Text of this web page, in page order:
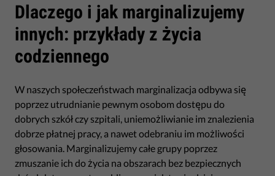
Dlaczego i jak marginalizujemy
innych: przykłady z życia
codziennego
W naszych społeczeństwach marginalizacja odbywa się
poprzez utrudnianie pewnym osobom dostępu do
dobrych szkół czy szpitali, uniemożliwianie im znalezienia
dobrze płatnej pracy, a nawet odebraniu im możliwości
głosowania. Marginalizujemy całe grupy poprzez
zmuszanie ich do życia na obszarach bez bezpiecznych